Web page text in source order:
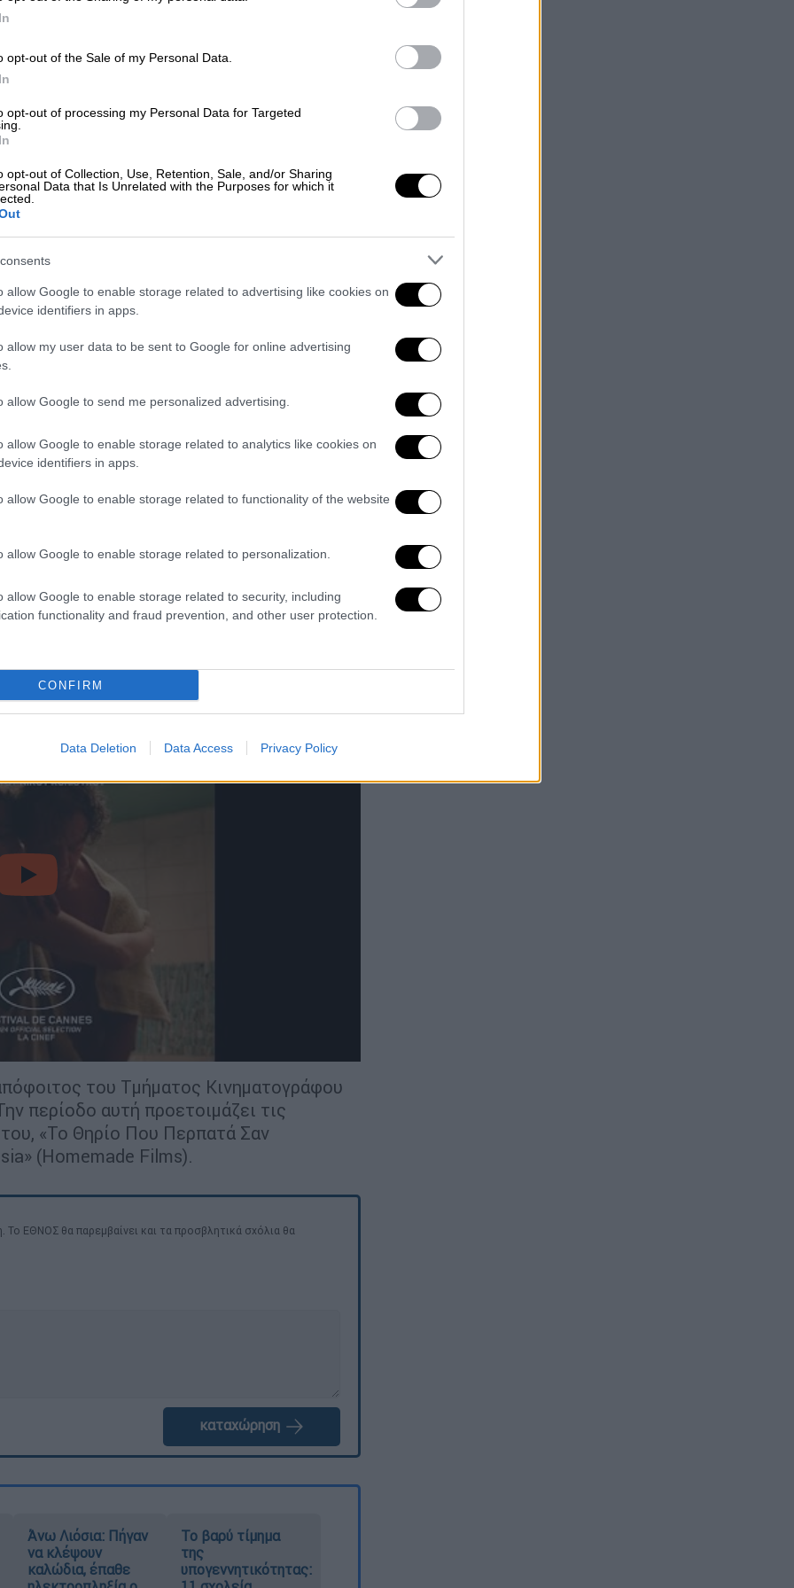
opt-out of the Sale of my Personal Data.
opt-out of processing my Personal Data for Targeted
opt-out of Collection, Use, Retention, Sale, and/or Sharing
Data that Is Unrelated with the Purposes for which it
allow Google to enable storage related to advertising like cookies on
identifiers in apps.
allow my user data to be sent to Google for online advertising
allow Google to send me personalized advertising.
allow Google to enable storage related to analytics like cookies on
identifiers in apps.
allow Google to enable storage related to functionality of the website
allow Google to enable storage related to personalization.
allow Google to enable storage related to security, including
functionality and fraud prevention, and other user protection.
CONFIRM
Data Deletion Data Access Privacy Policy
Cinef συμμετείχαν
σε 2.263 φιλμ από 555 σχολές
S. Naik από το Ινστιτούτο FTII της
the first ones to know..»
Πανεπιστήμιο Θεσσαλονίκης
από το Columbia University των ΗΠΑ για
wall»,
Βασιλείου για την ταινία
του Νίκου Κολιούκου, «η 'Αννα
να κυνηγήσει το όνειρό της, μια
δεν θα έμοιαζε άπιαστη, αν ο
εμπόδιο στο δρόμο της».
και οι αντιφάσεις»
αντιφάσεις, η πολυπλοκότητα και η
Σκοπός μου ήταν να διασφαλίσω πως
ήταν ειλικρινής, ρεαλιστική και
δείξω πως το φως υπάρχει μέσα στο
και στις πιο σκοτεινές στιγμές»
η Δανάη Σκιάδη, η Μαρία Φιλίνη
υπογράφει ο Γιώργος Ζαφείρης
η Αλεξάνδρα Ρίμπα (Η Μητέρα
σύνθεση η Πελαγία Χατζηνικήτα.
video
του Τμήματος Κινηματογράφου
περίοδο αυτή προετοιμάζει τις
«Το Θηρίο Που Περπατά Σαν
(Homemade Films).
ΕΘΝΟΣ θα παρεμβαίνει και τα προσβλητικά σχόλια θα
καταχώρηση
Άνω Λιόσια: Πήγαν
να κλέψουν
καλώδια, έπαθε
Το βαρύ τίμημα
της
υπογεννητικότητας: